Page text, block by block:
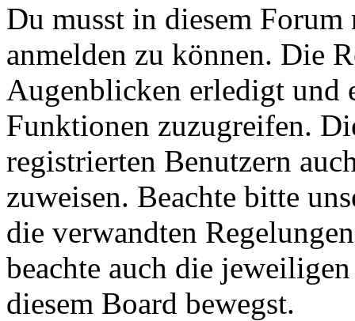
Du musst in diesem
anmelden zu können. Die
Augenblicken erledigt und
Funktionen zuzugreifen.
registrierten Benutzern
zuweisen. Beachte bitte
die verwandten
beachte auch die
diesem Board bewegst.